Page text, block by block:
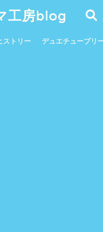
工房blog
ストリー デュエチューブリ